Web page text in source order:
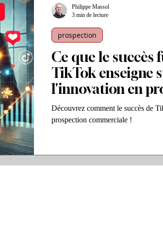
Ce que le succès
TikTok enseigne
l'innovation en
commerciale
Découvrez comment le succès de
prospection commerciale !
prospection
Philippe Massol
3 min de lecture